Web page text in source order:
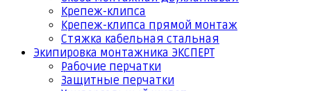
Крепеж-клипса
Крепеж-клипса прямой монтаж
Стяжка кабельная стальная
Экипировка монтажника ЭКСПЕРТ
Рабочие перчатки
Защитные перчатки